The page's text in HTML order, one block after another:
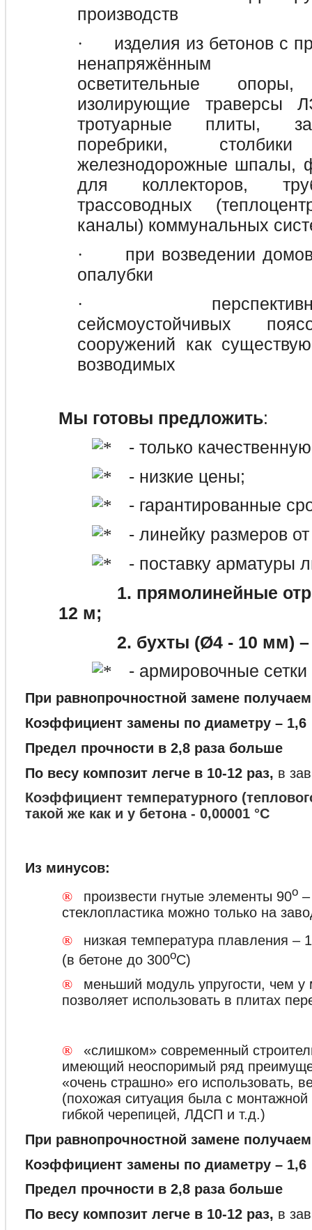
производств
·
изделия из бетонов с
ненапряжённым
осветительные
изолирующие траверсы
тротуарные плиты,
поребрики,
железнодорожные шпалы,
для коллекторов,
трассоводных
каналы) коммунальных
·
при возведении
опалубки
·
сейсмоустойчивых
сооружений как
возводимых
Мы готовы предложить:
- только
- низкие цены;
- гарантированные
- линейку размеров
- поставку арматуры
1. прямолинейные
12 м;
2. бухты (Ø4 - 10 мм) –
- армировочные
При равнопрочностной замене
Коэффициент замены по диаметру – 1,6
Предел прочности в 2,8 раза больше
По весу композит легче в 10-12 раз, в
Коэффициент температурного
такой же как и у бетона - 0,00001 °С
Из минусов:
®
произвести гнутые элементы 90о–
стеклопластика можно только на
®
низкая температура плавления –
(в бетоне до 300оС)
®
меньший модуль упругости, чем у
позволяет использовать в плитах
®
«слишком» современный
имеющий неоспоримый ряд
«очень страшно» его использовать,
(похожая ситуация была с монтажной
гибкой черепицей, ЛДСП и т.д.)
При равнопрочностной замене
Коэффициент замены по диаметру – 1,6
Предел прочности в 2,8 раза больше
По весу композит легче в 10-12 раз, в